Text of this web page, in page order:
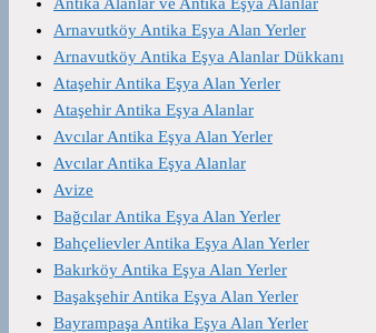
Arnavutköy Antika Eşya Alan Yerler
Arnavutköy Antika Eşya Alanlar Dükkanı
Ataşehir Antika Eşya Alan Yerler
Ataşehir Antika Eşya Alanlar
Avcılar Antika Eşya Alan Yerler
Avcılar Antika Eşya Alanlar
Avize
Bağcılar Antika Eşya Alan Yerler
Bahçelievler Antika Eşya Alan Yerler
Bakırköy Antika Eşya Alan Yerler
Başakşehir Antika Eşya Alan Yerler
Bayrampaşa Antika Eşya Alan Yerler